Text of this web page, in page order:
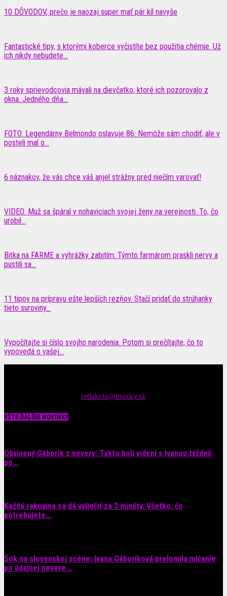
10 DÔVODOV, prečo je naozaj super mať pár kíl navyše
Fantastické tipy, s ktorými koberce vyčistíte bez použitia chémie. Už
ich nikdy nebudete...
3 roky sprievodcovia mávali na dievčatko, ktoré ich pozorovalo z
okna. Jedného dňa...
FOTO: Legendárny Belmondo oslavuje 86: Nemôže sám chodiť, ale v
posteli mal o...
6 náznakov, že vás chce váš anjel strážny pred niečím varovať!
VIDEO: Muž sa špáral v nohaviciach svojej ženy na verejnosti. To, čo
urobil...
Bitka na FARME a vyhrážky zabitím: Týmto farmárom praskli nervy a
pustili sa...
11 tipov na prípravu ešte lepších rezňov. Stačí pridať do strúhanky
tieto suroviny...
Vypočítajte si číslo svojho narodenia. Potom si prečítajte, čo to
vypovedá o vašej...
redakcia@maxky.sk
EŠTE ĎALŠIE NOVINKY
Obvinený Gáborik z nevery: Takto boli videní s Ivanou týždeň
po...
Každá rakovina sa dá vyliečiť za 3 minúty. Všetko, čo
potrebujete...
Šok na slovenskej scéne: Ivana Gáboríková prelomila mlčanie
po údajnej nevere...